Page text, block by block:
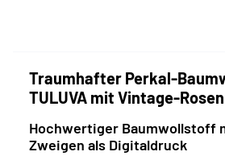
Traumhafter Perkal-
TULUVA mit Vintage-
Hochwertiger Baumwollstoff
Zweigen als Digitaldruck